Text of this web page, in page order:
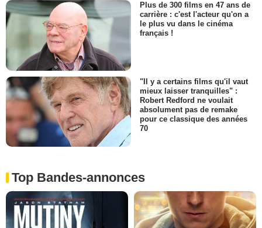
Plus de 300 films en 47 ans de
carrière : c'est l'acteur qu'on a
le plus vu dans le cinéma
français !
"Il y a certains films qu'il vaut
mieux laisser tranquilles" :
Robert Redford ne voulait
absolument pas de remake
pour ce classique des années
70
Top Bandes-annonces